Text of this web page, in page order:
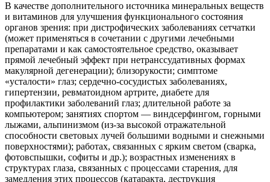
В качестве дополнительного источника минеральных веществ
и витаминов для улучшения функционального состояния
органов зрения: при дистрофических заболеваниях сетчатки
(может применяться в сочетании с другими лечебными
препаратами и как самостоятельное средство, оказывает
прямой лечебный эффект при нетранссудативных формах
макулярной дегенерации); близорукости; симптоме
«усталости» глаз; сердечно-сосудистых заболеваниях,
гипертензии, ревматоидном артрите, диабете для
профилактики заболеваний глаз; длительной работе за
компьютером; занятиях спортом — виндсерфингом, горными
лыжами, альпинизмом (из-за высокой отражательной
способности световых лучей большими водными и снежными
поверхностями); работах, связанных с ярким светом (сварка,
фотовспышки, софиты и др.); возрастных изменениях в
структурах глаза, связанных с процессами старения, для
замедления этих процессов (катаракта, деструкция